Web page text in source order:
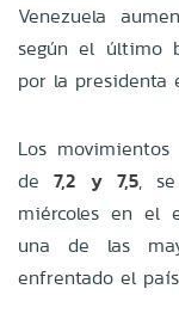
Venezuela
según el último
por la presidenta
Los
de7,2 y 7,5,
miércoles en el
una de las
enfrentado el